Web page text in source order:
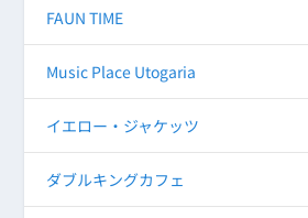
FAUN TIME
Music Place Utogaria
イエロー・ジャケッツ
ダブルキングカフェ